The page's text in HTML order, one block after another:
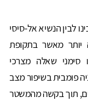
לבין הנשיא אל-סיסי
יותר מאשר בתקופת
שאלה מצרכי
פומבית בשיפור מצב
תוך בקשה מהמשטר